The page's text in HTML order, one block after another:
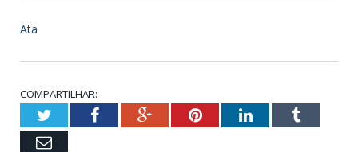
Ata
COMPARTILHAR:
TwitterFacebookGoogle+PinterestLinkedInTumblr
Email